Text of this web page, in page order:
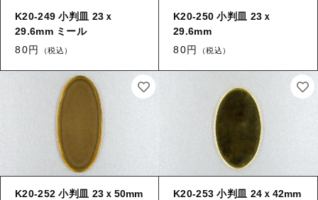
K20-249 小判皿 23ｘ
29.6mm ミール
80円
（税込）
K20-250 小判皿 23ｘ
29.6mm
80円
（税込）
K20-252 小判皿 23ｘ50mm
K20-253 小判皿 24ｘ42mm